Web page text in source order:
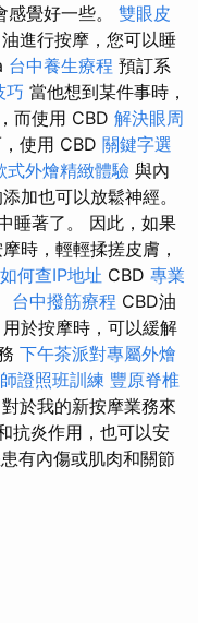
覺好一些。 雙眼皮
油進行按摩，您可以睡
台中養生療程 預訂系
巧 當他想到某件事時，
而使用 CBD 解決眼周
使用 CBD 關鍵字選
式外燴精緻體驗 與內
加也可以放鬆神經。
睡著了。 因此，如果
時，輕輕揉搓皮膚，
如何查IP地址 CBD 專業
台中撥筋療程 CBD油
於按摩時，可以緩解
下午茶派對專屬外燴
證照班訓練 豐原脊椎
對於我的新按摩業務來
抗炎作用，也可以安
有內傷或肌肉和關節